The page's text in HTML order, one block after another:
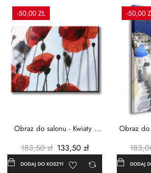
-50,00 ZŁ
Obraz do salonu - Kwiaty -
183,50 zł 133,50 zł
DODAJ DO KOSZYKA
-50,00
Obraz do
DODAJ